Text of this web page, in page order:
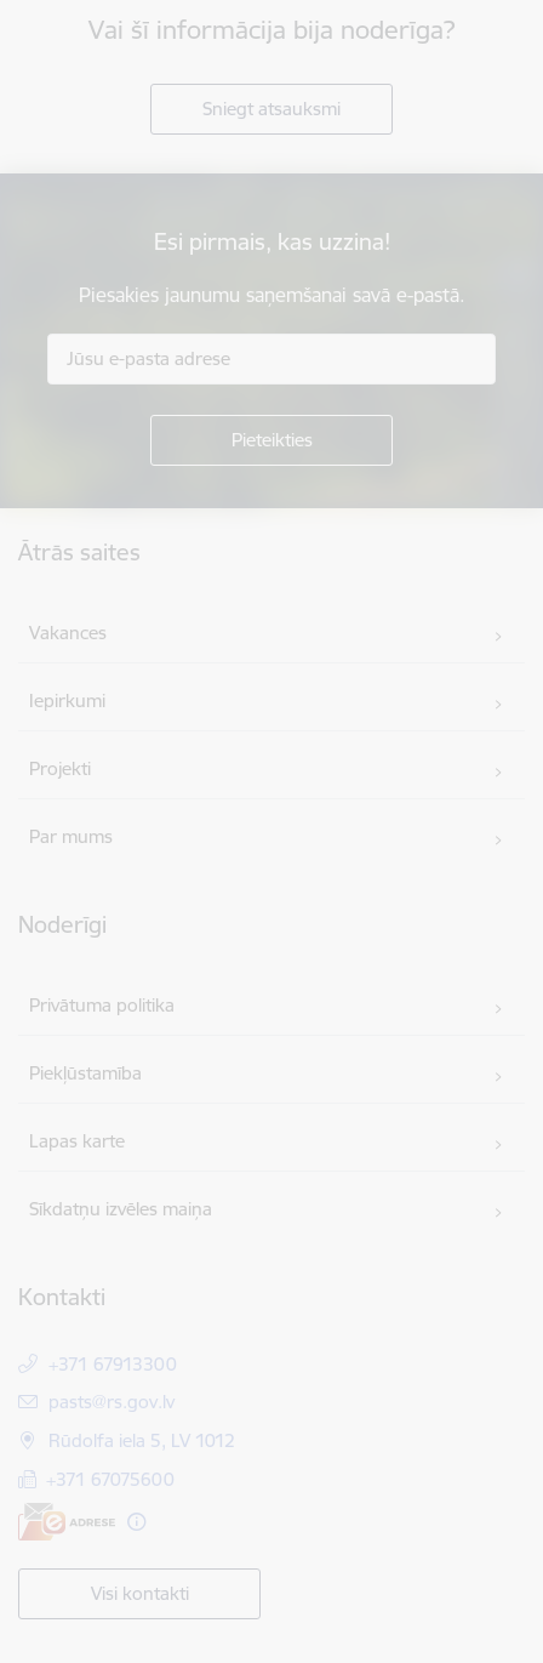
Vai šī informācija bija noderīga?
Sniegt atsauksmi
Esi pirmais, kas uzzina!
Piesakies jaunumu saņemšanai savā e-pastā.
Ātrās saites
Vakances
Iepirkumi
Projekti
Par mums
Noderīgi
Privātuma politika
Piekļūstamība
Lapas karte
Sīkdatņu izvēles maiņa
Kontakti
+371 67913300
E-pasts:
pasts@rs.gov.lv
Rūdolfa iela 5, LV 1012
+371 67075600
Visi kontakti